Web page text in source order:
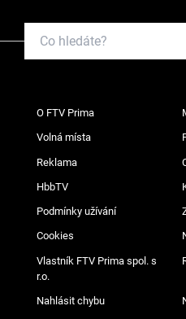
O FTV Prima
Volná místa
Reklama
HbbTV
Podmínky užívání
Cookies
Vlastník FTV Prima spol. s
r.o.
Nahlásit chybu